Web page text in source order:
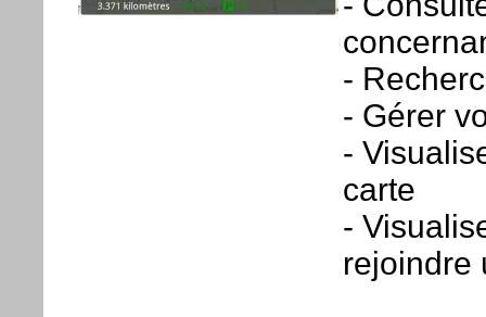
-
- Gérer
-
carte
-
rejoindre